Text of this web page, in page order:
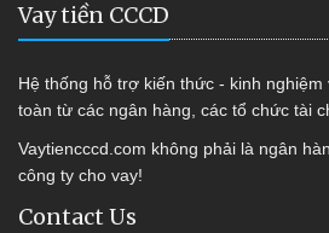
Vay tiền CCCD
Hệ thống hỗ trợ kiến thức - kinh
toàn từ các ngân hàng, các tổ chức tài
Vaytiencccd.com không phải là ngân
công ty cho vay!
Contact Us